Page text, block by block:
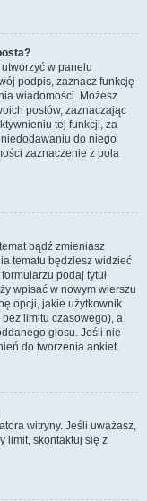
w panelu
podpis, zaznacz funkcję
wiadomości. Możesz
postów, zaznaczając
tej funkcji, za
do niego
zaznaczenie z pola
bądź zmieniasz
tematu będziesz widzieć
podaj tytuł
wpisać w nowym wierszu
opcji, jakie użytkownik
limitu czasowego), a
głosu. Jeśli nie
do tworzenia ankiet.
witryny. Jeśli uważasz,
limit, skontaktuj się z